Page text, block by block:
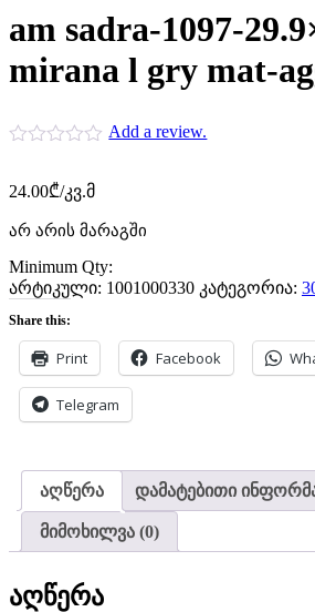
am sadra-1097-
mirana l gry mat-
Add a review.
24.00₾/კვ.მ
არ არის მარაგში
Minimum Qty:
არტიკული: 1001000330 კატეგორია:
Share this:
Print Facebook
Telegram
აღწერა დამატებითი
მიმოხილვა (0)
აღწერა